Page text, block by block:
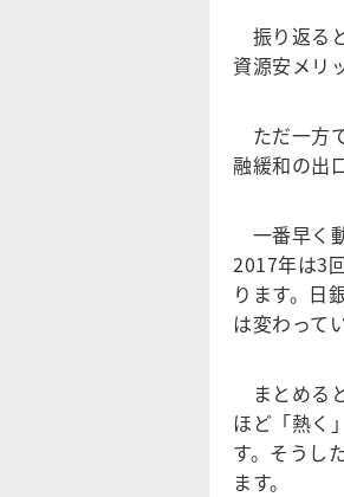
振り返る
資源安メリ
ただ一方
融緩和の出
一番早く
2017年は3
ります。日
は変わって
まとめる
ほど「熱く
す。そうし
ます。